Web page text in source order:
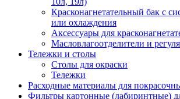
Красконагнетательный бак с
или охлаждения
Аксессуары для
Масловлагоотделители и
Тележки и столы
Столы для окраски
Тележки
Расходные материалы для
Фильтры картонные (лабиринтные)